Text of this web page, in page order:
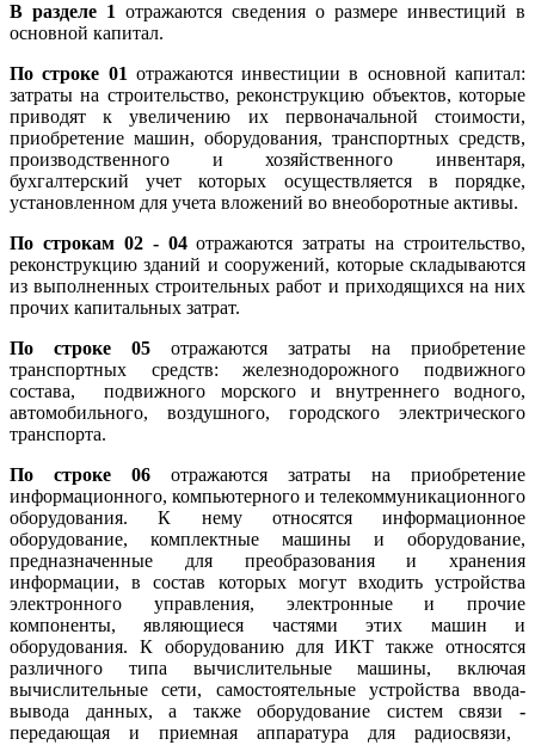
В разделе 1 отражаются сведения о размере инвестиций в
основной капитал.
По строке 01отражаются инвестиции в основной капитал:
затраты на строительство, реконструкцию объектов, которые
приводят к увеличению их первоначальной стоимости,
приобретение машин, оборудования, транспортных средств,
производственного и хозяйственного инвентаря,
бухгалтерский учет которых осуществляется в порядке,
установленном для учета вложений во внеоборотные активы.
По строкам 02 - 04отражаются затраты на строительство,
реконструкцию зданий и сооружений, которые складываются
из выполненных строительных работ и приходящихся на них
прочих капитальных затрат.
По строке 05 отражаются затраты на приобретение
транспортных средств: железнодорожного подвижного
состава, подвижного морского и внутреннего водного,
автомобильного, воздушного, городского электрического
транспорта.
По строке 06 отражаются затраты на приобретение
информационного, компьютерного и телекоммуникационного
оборудования. К нему относятся информационное
оборудование, комплектные машины и оборудование,
предназначенные для преобразования и хранения
информации, в состав которых могут входить устройства
электронного управления, электронные и прочие
компоненты, являющиеся частями этих машин и
оборудования. К оборудованию для ИКТ также относятся
различного типа вычислительные машины, включая
вычислительные сети, самостоятельные устройства ввода-
вывода данных, а также оборудование систем связи -
передающая и приемная аппаратура для радиосвязи,